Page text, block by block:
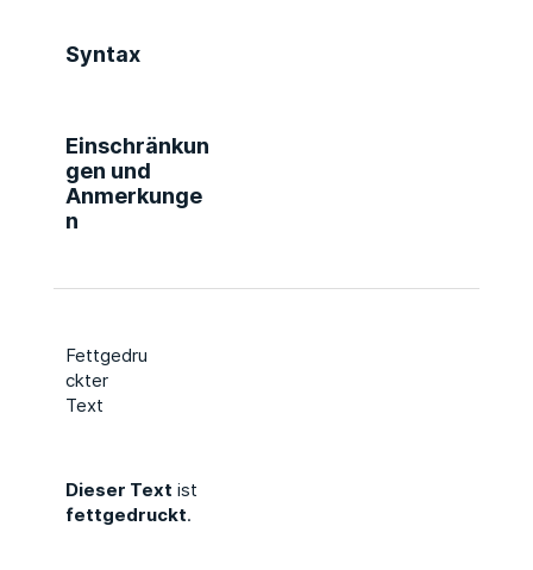
Syntax
Einschränkun
gen und
Anmerkunge
n
Fettgedru
ckter
Text
Dieser Text ist
fettgedruckt.